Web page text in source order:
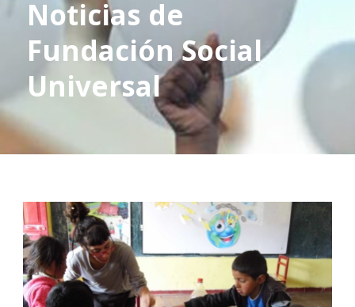
Noticias de
Fundación Social
Universal